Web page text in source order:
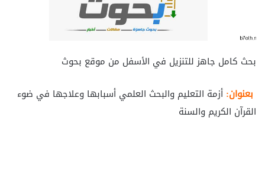
بحث كامل جاهز للتنزيل في الأسفل من موقع بحوث
بعنوان: أزمة التعليم والبحث العلمي أسبابها وعلاجها في ضوء
القرآن الكريم والسنة